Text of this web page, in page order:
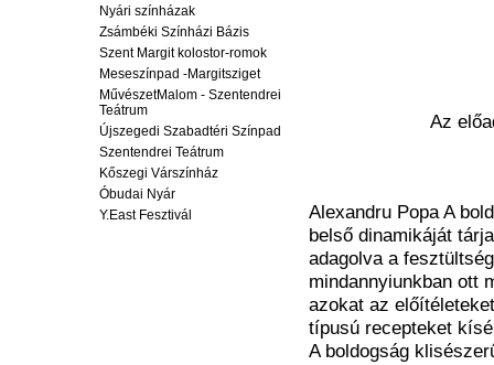
Nyári színházak
Zsámbéki Színházi Bázis
Szent Margit kolostor-romok
Meseszínpad -Margitsziget
MűvészetMalom - Szentendrei
Teátrum
Újszegedi Szabadtéri Színpad
Szentendrei Teátrum
Kőszegi Várszínház
Óbudai Nyár
Y.East Fesztivál
Az
Alexandru Popa A
belső dinamikáját
adagolva a
mindannyiunkban ott
azokat az
típusú recepteket
A boldogság